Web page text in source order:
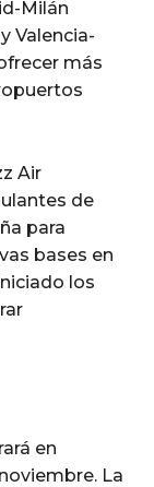
Milán
Valencia-
más
Air
de
para
bases en
los
en
La